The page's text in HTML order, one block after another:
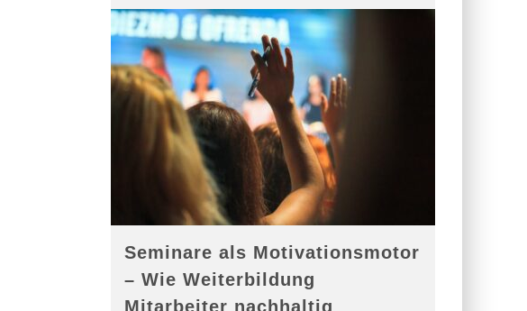
Seminare als Motivationsmotor
– Wie Weiterbildung
Mitarbeiter nachhaltig